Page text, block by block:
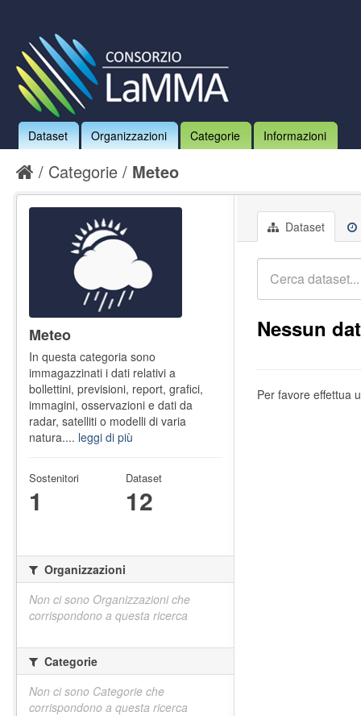
Dataset Organizzazioni Categorie Informazioni
Categorie Meteo
Dataset
Nessun
Per favore effettua
Meteo
In questa categoria sono
immagazzinati i dati relativi a
bollettini, previsioni, report, grafici,
immagini, osservazioni e dati da
radar, satelliti o modelli di varia
natura.... leggi di più
Sostenitori
1
Dataset
12
Organizzazioni
Non ci sono Organizzazioni che
corrispondono a questa ricerca
Categorie
Non ci sono Categorie che
corrispondono a questa ricerca